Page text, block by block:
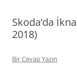
Skoda’da
2018)
Bir Cevap Yazın